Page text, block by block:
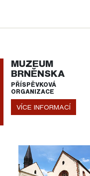
MUZEUM
BRNĚNSKA
PŘÍSPĚVKOVÁ
ORGANIZACE
VÍCE INFORMACÍ